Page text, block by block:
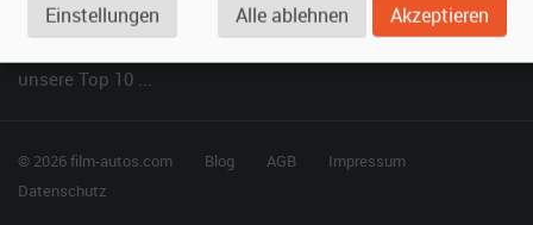
SPECIAL
unsere Top 10 ...
© 2026 film-autos.com Blog AGB
Impressum
Datenschutz
Einstellungen Alle ablehnen Akzeptieren